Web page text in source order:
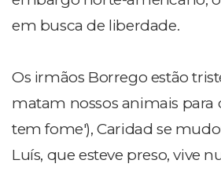
em busca de liberdade.
Os irmãos Borrego estão
matam nossos animais para
tem fome'), Caridad se
Luís, que esteve preso, vive